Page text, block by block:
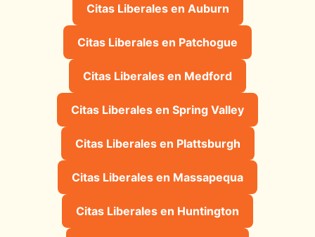
Citas Liberales en Auburn
Citas Liberales en Patchogue
Citas Liberales en Medford
Citas Liberales en Spring Valley
Citas Liberales en Plattsburgh
Citas Liberales en Massapequa
Citas Liberales en Huntington